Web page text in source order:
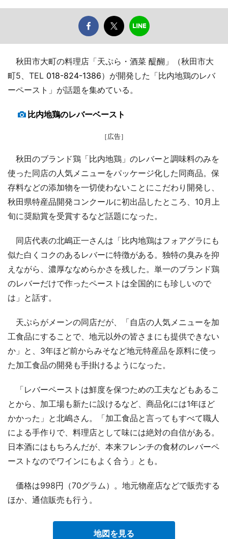
秋田市大町の料理店「天ぷら・酒菜 醍醐」（秋田市大
町5、TEL 018-824-1386）が開発した「比内地鶏のレバ
ーペースト」が話題を集めている。
比内地鶏のレバーベースト
［広告］
秋田のブランド鶏「比内地鶏」のレバーと調味料のみを
使った同店の人気メニューをパッケージ化した同商品。保
存料などの添加物を一切使わないことにこだわり開発し、
秋田県特産品開発コンクールに初出品したところ、10月上
旬に奨励賞を受賞するなど話題になった。
同店代表の北嶋正一さんは「比内地鶏はフォアグラにも
似た白くコクのあるレバーに特徴がある。独特の臭みを抑
えながら、濃厚ななめらかさを残した。単一のブランド鶏
のレバーだけで作ったペーストは全国的にも珍しいので
は」と話す。
天ぷらがメーンの同店だが、「自店の人気メニューを加
工食品にすることで、地元以外の皆さまにも提供できない
か」と、3年ほど前からみそなど地元特産品を原料に使っ
た加工食品の開発も手掛けるようになった。
「レバーペーストは鮮度を保つための工夫などもあるこ
とから、加工場も新たに設けるなど、商品化には1年ほど
かかった」と北嶋さん。「加工食品と言ってもすべて職人
による手作りで、料理店として味には絶対の自信がある。
日本酒にはもちろんだが、本来フレンチの食材のレバーペ
ーストなのでワインにもよく合う」とも。
価格は998円（70グラム）。地元物産店などで販売する
ほか、通信販売も行う。
地図を見る